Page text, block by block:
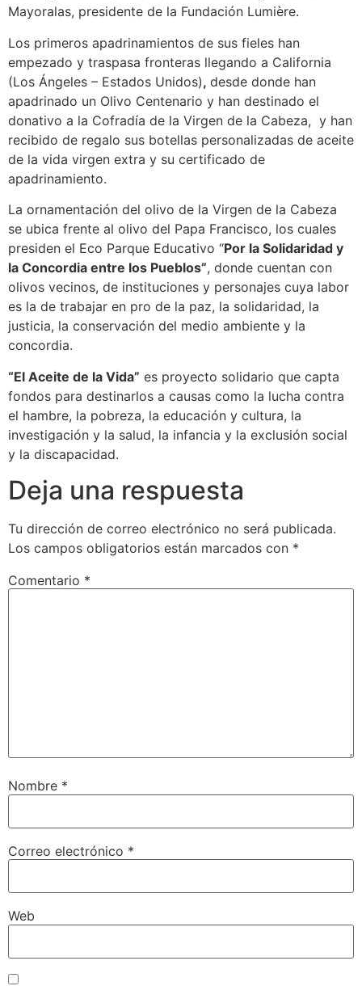
Mayoralas, presidente de la Fundación Lumière.
Los primeros apadrinamientos de sus fieles han
empezado y traspasa fronteras llegando a California
(Los Ángeles – Estados Unidos), desde donde han
apadrinado un Olivo Centenario y han destinado el
donativo a la Cofradía de la Virgen de la Cabeza, y han
recibido de regalo sus botellas personalizadas de aceite
de la vida virgen extra y su certificado de
apadrinamiento.
La ornamentación del olivo de la Virgen de la Cabeza
se ubica frente al olivo del Papa Francisco, los cuales
presiden el Eco Parque Educativo “Por la Solidaridad y
la Concordia entre los Pueblos”, donde cuentan con
olivos vecinos, de instituciones y personajes cuya labor
es la de trabajar en pro de la paz, la solidaridad, la
justicia, la conservación del medio ambiente y la
concordia.
“El Aceite de la Vida” es proyecto solidario que capta
fondos para destinarlos a causas como la lucha contra
el hambre, la pobreza, la educación y cultura, la
investigación y la salud, la infancia y la exclusión social
y la discapacidad.
Deja una respuesta
Tu dirección de correo electrónico no será publicada.
Los campos obligatorios están marcados con *
Comentario *
Nombre *
Correo electrónico *
Web